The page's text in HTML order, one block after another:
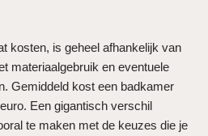
kosten, is geheel afhankelijk van
materiaalgebruik en eventuele
Gemiddeld kost een badkamer
Een gigantisch verschil
te maken met de keuzes die je